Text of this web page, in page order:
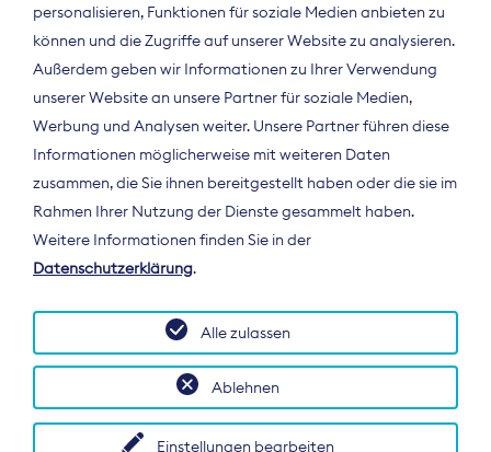
Der Bundesverband Digitalpublisher und
Zeitungsverleger (BDZV) vertritt als
Spitzenorganisation die Interessen der
Deutschland und auf EU-Ebene.
personalisieren, Funktionen für soziale Medien anbieten zu
können und die Zugriffe auf unserer Website zu analysieren.
Außerdem geben wir Informationen zu Ihrer Verwendung
unserer Website an unsere Partner für soziale Medien,
Werbung und Analysen weiter. Unsere Partner führen diese
Informationen möglicherweise mit weiteren Daten
zusammen, die Sie ihnen bereitgestellt haben oder die sie im
Rahmen Ihrer Nutzung der Dienste gesammelt haben.
Weitere Informationen finden Sie in der
Datenschutzerklärung.
Einstellungen bearbeiten
Ablehnen
Alle zulassen